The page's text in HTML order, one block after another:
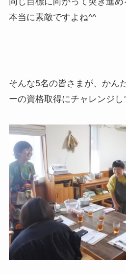
本当に素敵ですよね^^
そんな5名の皆さまが、かん
ーの資格取得にチャレンジし